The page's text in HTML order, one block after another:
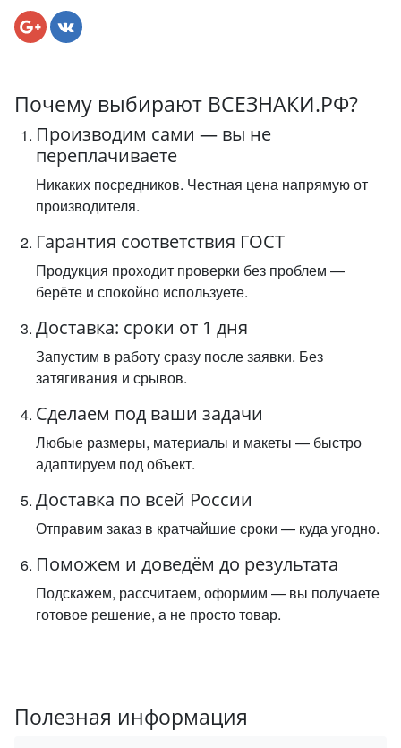
Почему выбирают ВСЕЗНАКИ.РФ?
Производим сами — вы не
переплачиваете
Никаких посредников. Честная цена напрямую от
производителя.
Гарантия соответствия ГОСТ
Продукция проходит проверки без проблем —
берёте и спокойно используете.
Доставка: сроки от 1 дня
Запустим в работу сразу после заявки. Без
затягивания и срывов.
Сделаем под ваши задачи
Любые размеры, материалы и макеты — быстро
адаптируем под объект.
Доставка по всей России
Отправим заказ в кратчайшие сроки — куда угодно.
Поможем и доведём до результата
Подскажем, рассчитаем, оформим — вы получаете
готовое решение, а не просто товар.
Полезная информация